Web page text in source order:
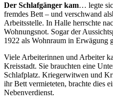
Der Schlafgänger kam… legte
fremdes Bett – und verschwand
Arbeitsstelle. In Halle herrschte
Wohnungsnot. Sogar der
1922 als Wohnraum in Erwägung
Viele Arbeiterinnen und Arbeiter
Kreisstadt. Sie brauchten eine
Schlafplatz. Kriegerwitwen und
ihr Bett vermieteten, brachte dies
Nebenverdienst.